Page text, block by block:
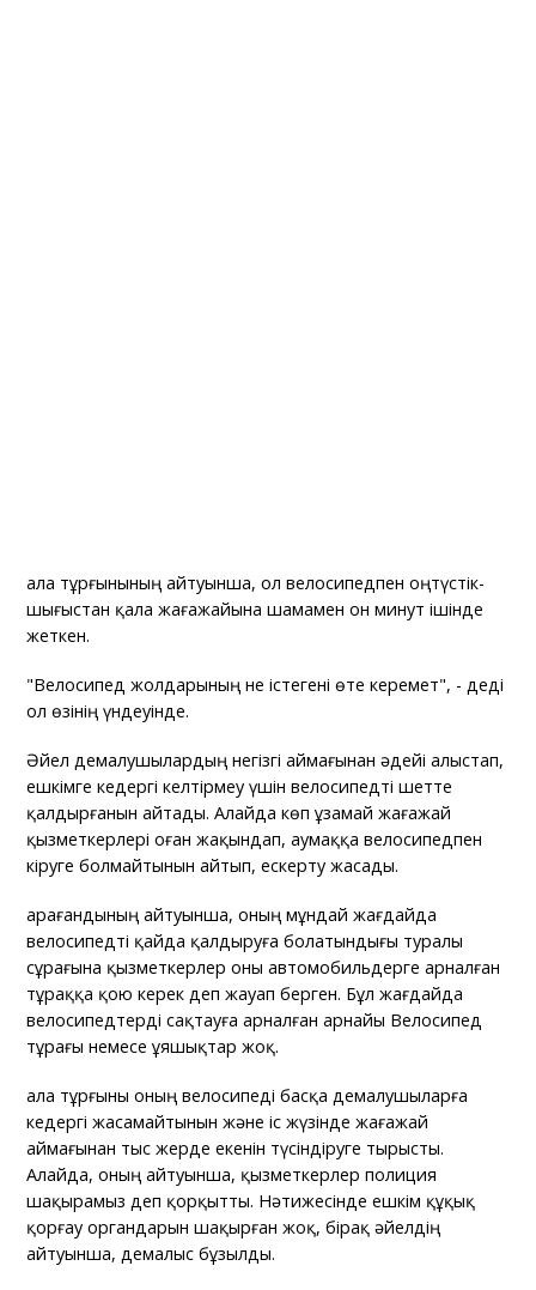
Қала тұрғынының айтуынша, ол велосипедпен оңтүстік-
шығыстан қала жағажайына шамамен он минут ішінде
жеткен.
"Велосипед жолдарының не істегені өте керемет", - деді
ол өзінің үндеуінде.
Әйел демалушылардың негізгі аймағынан әдейі алыстап,
ешкімге кедергі келтірмеу үшін велосипедті шетте
қалдырғанын айтады. Алайда көп ұзамай жағажай
қызметкерлері оған жақындап, аумаққа велосипедпен
кіруге болмайтынын айтып, ескерту жасады.
Қарағандының айтуынша, оның мұндай жағдайда
велосипедті қайда қалдыруға болатындығы туралы
сұрағына қызметкерлер оны автомобильдерге арналған
тұраққа қою керек деп жауап берген. Бұл жағдайда
велосипедтерді сақтауға арналған арнайы Велосипед
тұрағы немесе ұяшықтар жоқ.
Қала тұрғыны оның велосипеді басқа демалушыларға
кедергі жасамайтынын және іс жүзінде жағажай
аймағынан тыс жерде екенін түсіндіруге тырысты.
Алайда, оның айтуынша, қызметкерлер полиция
шақырамыз деп қорқытты. Нәтижесінде ешкім құқық
қорғау органдарын шақырған жоқ, бірақ әйелдің
айтуынша, демалыс бұзылды.